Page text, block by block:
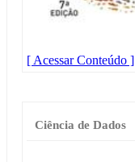
[ Acessar Conteúdo ]
Ciência de Dados